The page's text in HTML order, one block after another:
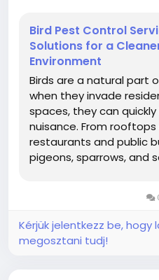
Bird Pest Control
Solutions for a
Environment
Birds are a natural part
when they invade
spaces, they can
nuisance. From
restaurants and public
pigeons, sparrows, and
safe, humane, and
Kérjük jelentkezz be, hogy
megosztani tudj!